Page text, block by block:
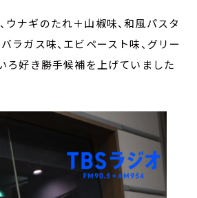
ウナギのたれ＋山椒味、和風パスタ
ラガス味、エビペースト味、グリー
いろ好き勝手候補を上げていました